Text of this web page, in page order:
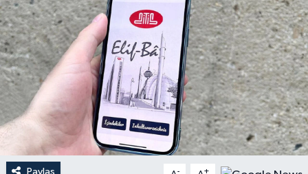
Paylaş - +
Antalya Müftülüğü
Ardahan Müftülüğü
Artvin Müftülüğü
Aydın Müftülüğü
Balıkesir Müftülüğü
Hadislerle İslam
Kudüs
Kurban
Mukabele
Peygamberimizin Hayatı
TDV
Hutbeler
DİYANET AKADEMİ
DİYANET GENÇLİK
DİYANET RADYO/TV
Haber Arşivi